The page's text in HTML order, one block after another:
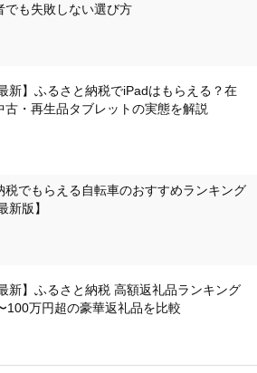
でも失敗しない選び方
新】ふるさと納税でiPadはもらえる？在
古・再生品タブレットの実態を解説
税でもらえる自転車のおすすめランキング
新版】
新】ふるさと納税 高額返礼品ランキング
100万円超の豪華返礼品を比較